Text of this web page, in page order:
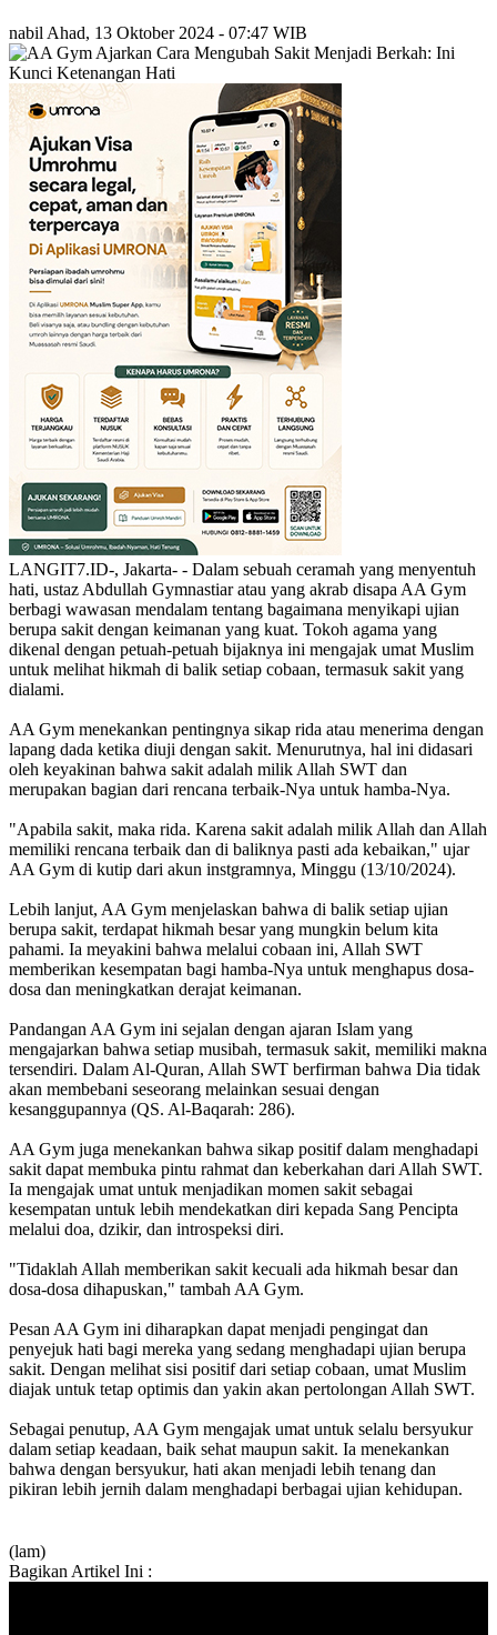
nabil Ahad, 13 Oktober 2024 - 07:47 WIB
LANGIT7.ID-, Jakarta- - Dalam sebuah ceramah yang menyentuh
hati, ustaz Abdullah Gymnastiar atau yang akrab disapa AA Gym
berbagi wawasan mendalam tentang bagaimana menyikapi ujian
berupa sakit dengan keimanan yang kuat. Tokoh agama yang
dikenal dengan petuah-petuah bijaknya ini mengajak umat Muslim
untuk melihat hikmah di balik setiap cobaan, termasuk sakit yang
dialami.
AA Gym menekankan pentingnya sikap rida atau menerima dengan
lapang dada ketika diuji dengan sakit. Menurutnya, hal ini didasari
oleh keyakinan bahwa sakit adalah milik Allah SWT dan
merupakan bagian dari rencana terbaik-Nya untuk hamba-Nya.
"Apabila sakit, maka rida. Karena sakit adalah milik Allah dan Allah
memiliki rencana terbaik dan di baliknya pasti ada kebaikan," ujar
AA Gym di kutip dari akun instgramnya, Minggu (13/10/2024).
Lebih lanjut, AA Gym menjelaskan bahwa di balik setiap ujian
berupa sakit, terdapat hikmah besar yang mungkin belum kita
pahami. Ia meyakini bahwa melalui cobaan ini, Allah SWT
memberikan kesempatan bagi hamba-Nya untuk menghapus dosa-
dosa dan meningkatkan derajat keimanan.
Pandangan AA Gym ini sejalan dengan ajaran Islam yang
mengajarkan bahwa setiap musibah, termasuk sakit, memiliki makna
tersendiri. Dalam Al-Quran, Allah SWT berfirman bahwa Dia tidak
akan membebani seseorang melainkan sesuai dengan
kesanggupannya (QS. Al-Baqarah: 286).
AA Gym juga menekankan bahwa sikap positif dalam menghadapi
sakit dapat membuka pintu rahmat dan keberkahan dari Allah SWT.
Ia mengajak umat untuk menjadikan momen sakit sebagai
kesempatan untuk lebih mendekatkan diri kepada Sang Pencipta
melalui doa, dzikir, dan introspeksi diri.
"Tidaklah Allah memberikan sakit kecuali ada hikmah besar dan
dosa-dosa dihapuskan," tambah AA Gym.
Pesan AA Gym ini diharapkan dapat menjadi pengingat dan
penyejuk hati bagi mereka yang sedang menghadapi ujian berupa
sakit. Dengan melihat sisi positif dari setiap cobaan, umat Muslim
diajak untuk tetap optimis dan yakin akan pertolongan Allah SWT.
Sebagai penutup, AA Gym mengajak umat untuk selalu bersyukur
dalam setiap keadaan, baik sehat maupun sakit. Ia menekankan
bahwa dengan bersyukur, hati akan menjadi lebih tenang dan
pikiran lebih jernih dalam menghadapi berbagai ujian kehidupan.
(lam)
Bagikan Artikel Ini :